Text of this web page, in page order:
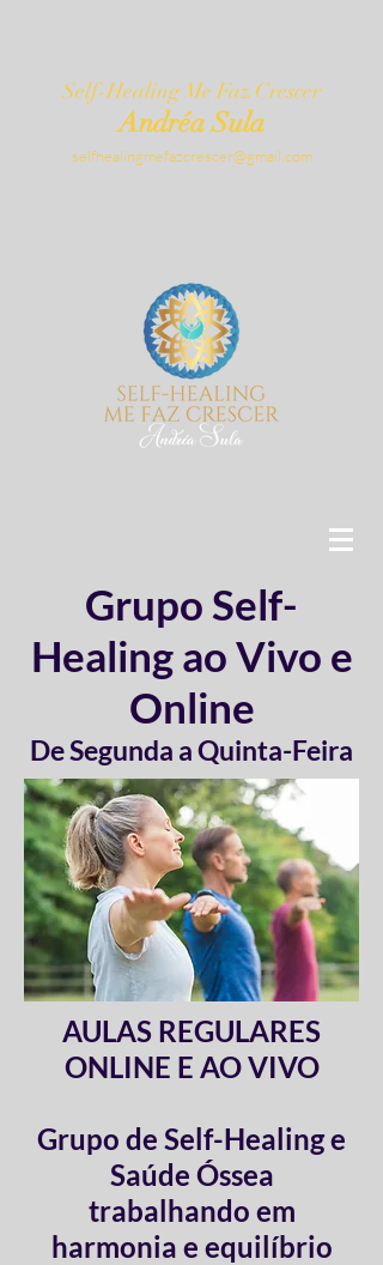
Self-Healing Me Faz Crescer
Andréa Sula
selfhealingmefazcrescer@gmail.com
Grupo Self-
Healing ao Vivo e
Online
De Segunda a Quinta-Feira
AULAS REGULARES
ONLINE E AO VIVO
Grupo de Self-Healing e
Saúde Óssea
trabalhando em
harmonia e equilíbrio